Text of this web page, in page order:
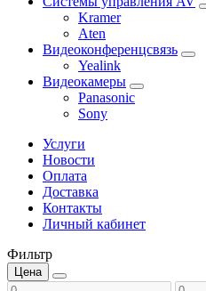
Kramer
Aten
Видеоконференцсвязь
Yealink
Видеокамеры
Panasonic
Sony
Услуги
Новости
Оплата
Доставка
Контакты
Личный кабинет
Фильтр
Цена